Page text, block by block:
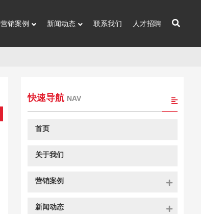
营销案例 新闻动态 联系我们 人才招聘
快速导航 NAV
首页
关于我们
营销案例
新闻动态